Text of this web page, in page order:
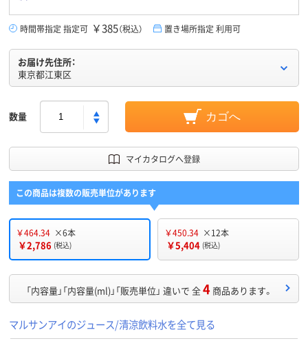
時間帯指定 指定可 ￥385（税込） 置き場所指定 利用可
お届け先住所：
東京都江東区
数量 カゴへ
マイカタログへ登録
この商品は複数の販売単位があります
￥464.34 ×6本
￥2,786 (税込)
￥450.34 ×12本
￥5,404 (税込)
「内容量」「内容量(ml)」「販売単位」 違いで 全4 商品あります。
マルサンアイのジュース/清涼飲料水を全て見る